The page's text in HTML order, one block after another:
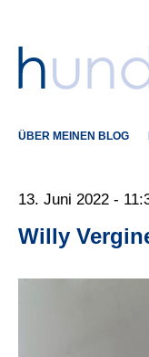
ÜBER MEINEN BLOG
13. Juni 2022 -
Willy